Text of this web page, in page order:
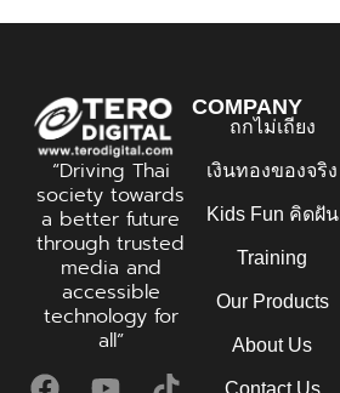
“Driving Thai
society towards
a better future
through trusted
media and
accessible
technology for
all”
COMPANY
ถกไม่เถียง
เงินทองของจริง
Kids Fun คิดฝัน
Training
Our Products
About Us
Contact Us